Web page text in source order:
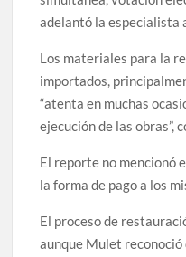
adelantó la especialista
Los materiales para la
importados,
“atenta en muchas
ejecución de las obras”,
El reporte no mencionó
la forma de pago a los
El proceso de
aunque Mulet reconoció